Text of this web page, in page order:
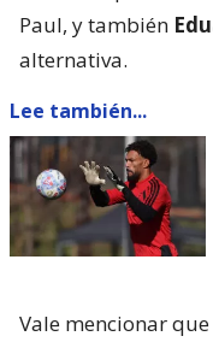
Paul, y también
alternativa.
Lee también...
Vale mencionar